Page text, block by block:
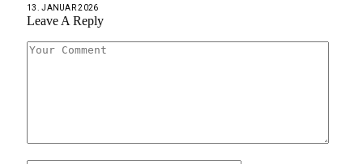
13. JANUAR 2026
Leave A Reply